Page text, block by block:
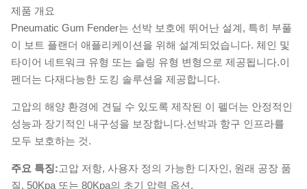
제품 개요
Pneumatic Gum Fender는 선박 보호에 뛰어난 설계, 특히 부풀
이 보트 플랜더 애플리케이션을 위해 설계되었습니다. 체인 및
타이어 네트워크 유형 또는 슬링 유형 변형으로 제공됩니다.이
펜더는 다재다능한 도킹 솔루션을 제공합니다.
고압의 해양 환경에 견딜 수 있도록 제작된 이 펠더는 안정적인
성능과 장기적인 내구성을 보장합니다.선박과 항구 인프라를
모두 보호하는 것.
주요 특징:고압 저항, 사용자 정의 가능한 디자인, 원래 공장 품
질, 50Kpa 또는 80Kpa의 초기 압력 옵션.